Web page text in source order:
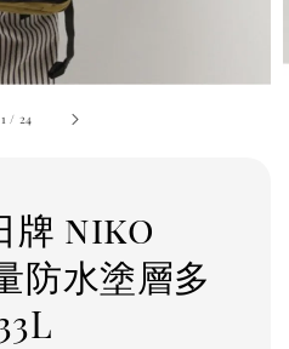
1 / 24
牌 niko
防水塗層多